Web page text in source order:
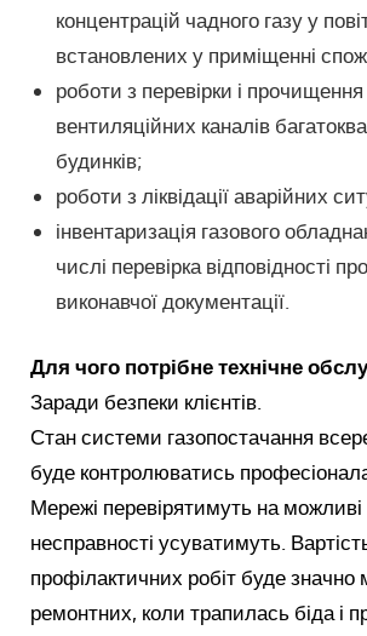
концентрацій чадного газу у
встановлених у приміщенні
роботи з перевірки і
вентиляційних каналів
будинків;
роботи з ліквідації аварійних
інвентаризація газового
числі перевірка відповідності
виконавчої документації.
Для чого потрібне технічне
Заради безпеки клієнтів.
Стан системи газопостачання
буде контролюватись
Мережі перевірятимуть на можливі
несправності усуватимуть.
профілактичних робіт буде
ремонтних, коли трапилась біда і